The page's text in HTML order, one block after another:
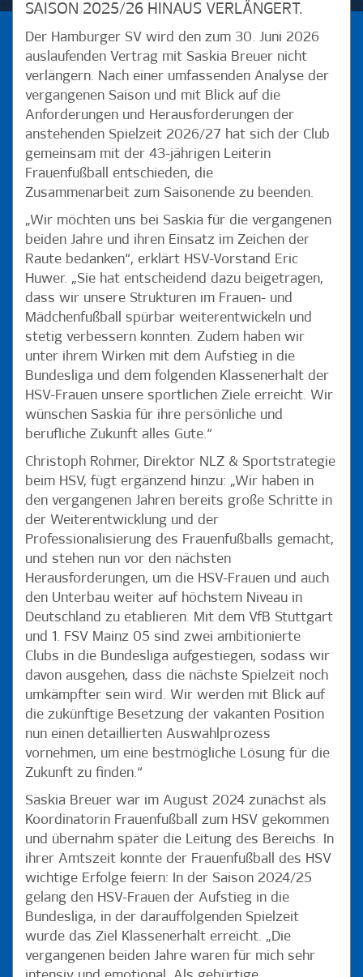
AISON 2025/26 HINAUS VERLÄNGERT.
Der Hamburger SV wird den zum 30. Juni 2026
auslaufenden Vertrag mit Saskia Breuer nicht
verlängern. Nach einer umfassenden Analyse der
vergangenen Saison und mit Blick auf die
Anforderungen und Herausforderungen der
anstehenden Spielzeit 2026/27 hat sich der Club
gemeinsam mit der 43-jährigen Leiterin
Frauenfußball entschieden, die
Zusammenarbeit zum Saisonende zu beenden.
„Wir möchten uns bei Saskia für die vergangenen
beiden Jahre und ihren Einsatz im Zeichen der
Raute bedanken“, erklärt HSV-Vorstand Eric
Huwer. „Sie hat entscheidend dazu beigetragen,
dass wir unsere Strukturen im Frauen- und
Mädchenfußball spürbar weiterentwickeln und
stetig verbessern konnten. Zudem haben wir
unter ihrem Wirken mit dem Aufstieg in die
Bundesliga und dem folgenden Klassenerhalt der
HSV-Frauen unsere sportlichen Ziele erreicht. Wir
wünschen Saskia für ihre persönliche und
berufliche Zukunft alles Gute.“
Christoph Rohmer, Direktor NLZ & Sportstrategie
beim HSV, fügt ergänzend hinzu: „Wir haben in
den vergangenen Jahren bereits große Schritte in
der Weiterentwicklung und der
Professionalisierung des Frauenfußballs gemacht,
und stehen nun vor den nächsten
Herausforderungen, um die HSV-Frauen und auch
den Unterbau weiter auf höchstem Niveau in
Deutschland zu etablieren. Mit dem VfB Stuttgart
und 1. FSV Mainz 05 sind zwei ambitionierte
Clubs in die Bundesliga aufgestiegen, sodass wir
davon ausgehen, dass die nächste Spielzeit noch
umkämpfter sein wird. Wir werden mit Blick auf
die zukünftige Besetzung der vakanten Position
nun einen detaillierten Auswahlprozess
vornehmen, um eine bestmögliche Lösung für die
Zukunft zu finden.“
Saskia Breuer war im August 2024 zunächst als
Koordinatorin Frauenfußball zum HSV gekommen
und übernahm später die Leitung des Bereichs. In
ihrer Amtszeit konnte der Frauenfußball des HSV
wichtige Erfolge feiern: In der Saison 2024/25
gelang den HSV-Frauen der Aufstieg in die
Bundesliga, in der darauffolgenden Spielzeit
wurde das Ziel Klassenerhalt erreicht. „Die
vergangenen beiden Jahre waren für mich sehr